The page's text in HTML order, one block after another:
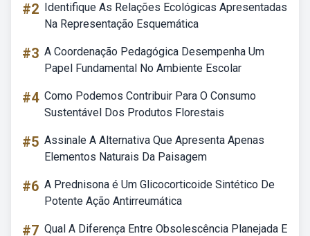
#2 Identifique As Relações Ecológicas Apresentadas
Na Representação Esquemática
#3 A Coordenação Pedagógica Desempenha Um
Papel Fundamental No Ambiente Escolar
#4 Como Podemos Contribuir Para O Consumo
Sustentável Dos Produtos Florestais
#5 Assinale A Alternativa Que Apresenta Apenas
Elementos Naturais Da Paisagem
#6 A Prednisona é Um Glicocorticoide Sintético De
Potente Ação Antirreumática
#7 Qual A Diferença Entre Obsolescência Planejada E